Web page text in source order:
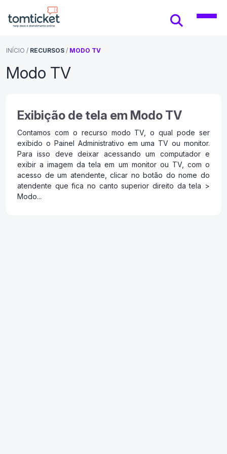
INÍCIO / RECURSOS / MODO TV
Modo TV
Exibição de tela em Modo TV
Contamos com o recurso modo TV, o qual pode ser
exibido o Painel Administrativo em uma TV ou monitor.
Para isso deve deixar acessando um computador e
exibir a imagem da tela em um monitor ou TV, com o
acesso de um atendente, clicar no botão do nome do
atendente que fica no canto superior direito da tela >
Modo...